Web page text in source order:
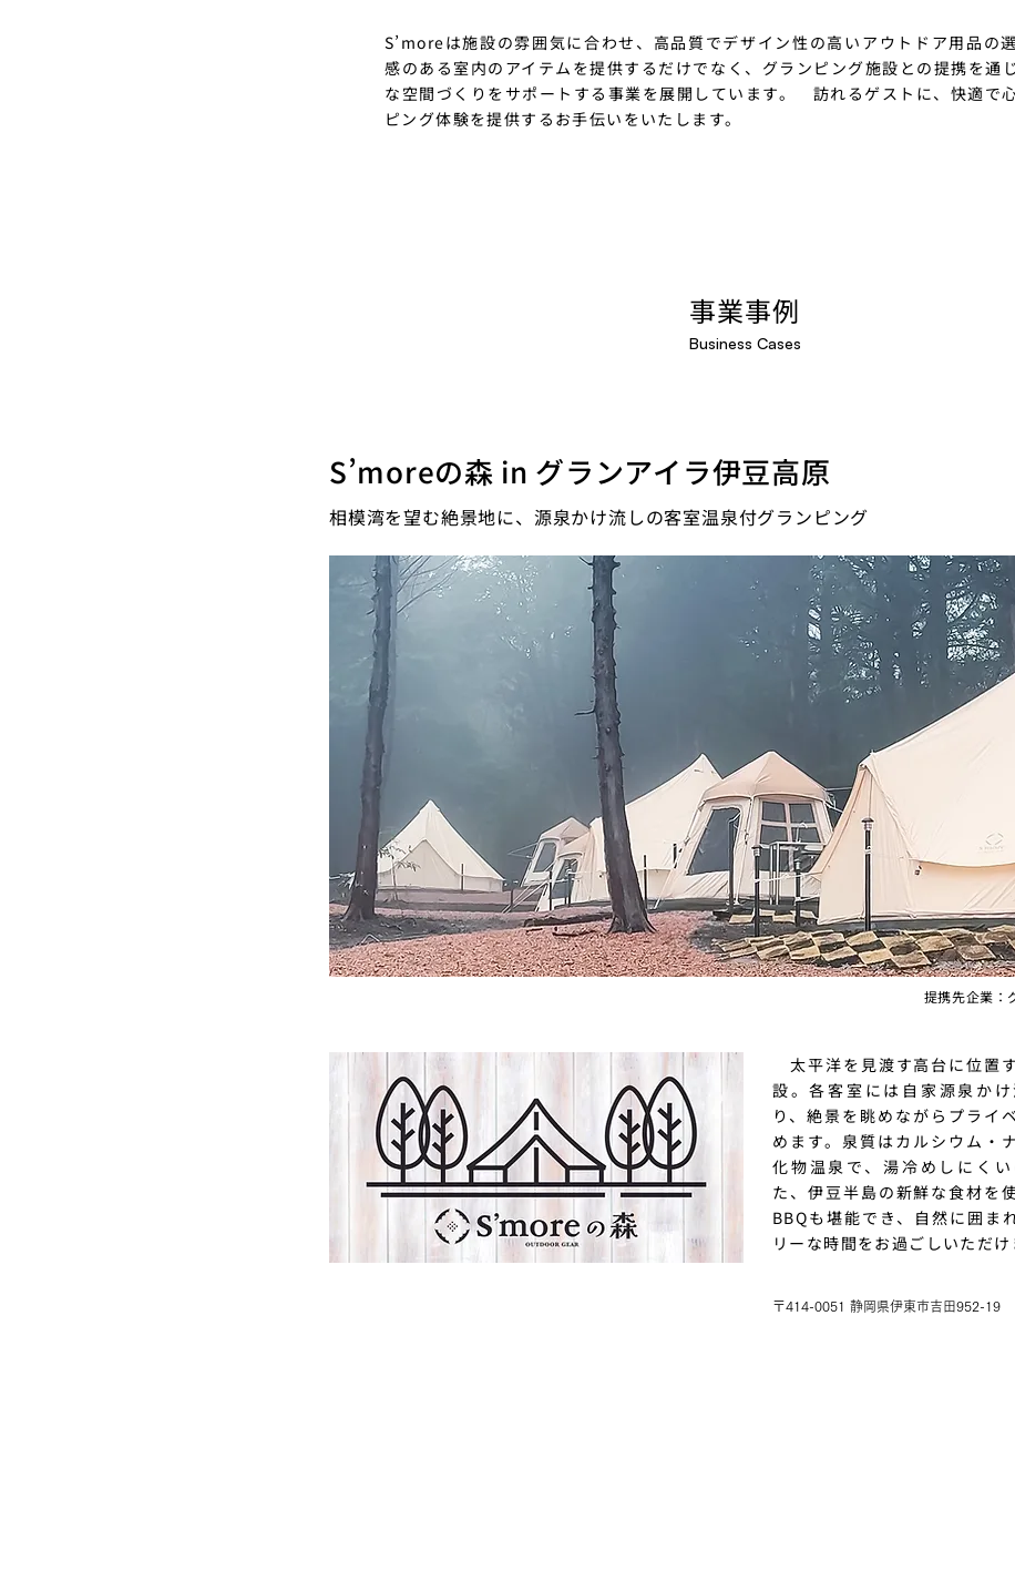
S’moreは施設の雰囲気に合わせ、高品質でデザイン性の高いアウトドア用品の
感のある室内のアイテムを提供するだけでなく、グランピング施設との提携を通
な空間づくりをサポートする事業を展開しています。 訪れるゲストに、快適で
ピング体験を提供するお手伝いをいたします。
Business Cases
事業事例
S’moreの森 in グランアイラ伊豆高原
相模湾を望む絶景地に、源泉かけ流しの客室温泉付グランピング
提携先企業：
太平洋を見渡す高台に位置
設。各客室には自家源泉か
り、絶景を眺めながらプライ
めます。泉質はカルシウム・
化物温泉で、湯冷めしにく
た、伊豆半島の新鮮な食材を
BBQも堪能でき、自然に囲ま
リーな時間をお過ごしいただけ
〒414-0051 静岡県伊東市吉田952-19